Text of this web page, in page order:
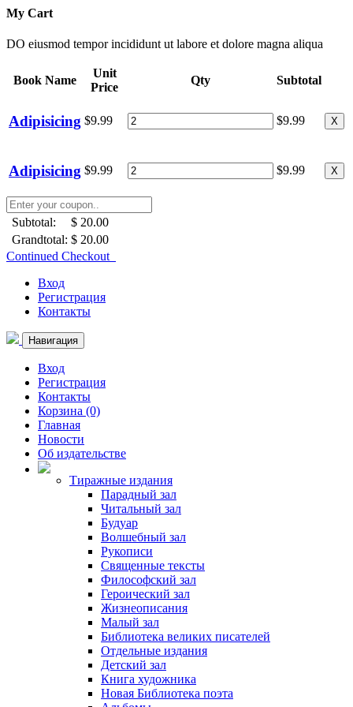
My Cart
DO eiusmod tempor incididunt ut labore et dolore magna aliqua
Book Name
Unit
Price
Qty Subtotal
Adipisicing $9.99 $9.99 X
Adipisicing $9.99 $9.99 X
Subtotal:
$ 20.00
Grandtotal: $ 20.00
Continued Checkout
Вход
Регистрация
Контакты
Навигация
Вход
Регистрация
Контакты
Корзина (0)
Главная
Новости
Об издательстве
Тиражные издания
Парадный зал
Читальный зал
Будуар
Волшебный зал
Рукописи
Священные тексты
Философский зал
Героический зал
Жизнеописания
Малый зал
Библиотека великих писателей
Отдельные издания
Детский зал
Книга художника
Новая Библиотека поэта